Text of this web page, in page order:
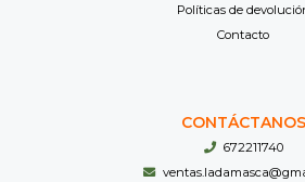
Políticas de
Contacto
CONTÁCTANOS
672211740